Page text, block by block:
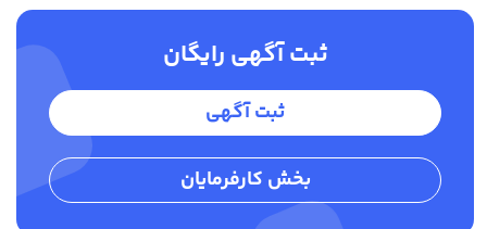
ثبت آگهی رایگان
ثبت آگهی
بخش کارفرمایان